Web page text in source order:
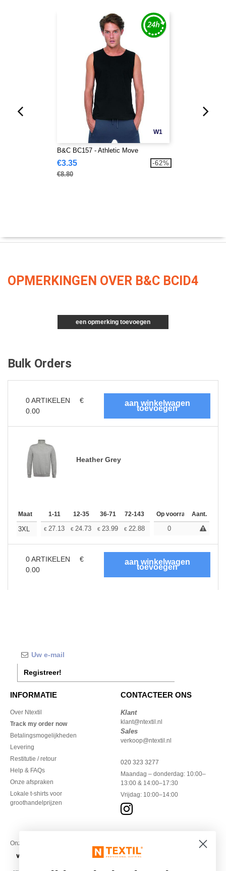
W1
B&C BC157 - Athletic Move
€3.35
€8.80
-62%
OPMERKINGEN OVER B&C BCID4
een opmerking toevoegen
Bulk Orders
0ARTIKELEN
€
0.00
Heather Grey
Maat 1-11 12-35 36-71 72-143 144-287 288 + Meer
Op voorraadAant.
3XL € 27.13 € 24.73 € 23.99 € 22.88 21.59
0
0ARTIKELEN
€
0.00
Registreer!
INFORMATIE
Over Ntextil
Track my order now
Betalingsmogelijkheden
Levering
Restitutie / retour
Help & FAQs
Onze afspraken
Lokale t-shirts voor
groothandelprijzen
CONTACTEER ONS
Klant
klant@ntextil.nl
Sales
verkoop@ntextil.nl
020 323 3277
Maandag – donderdag: 10:00–
13:00 & 14:00–17:30
Vrijdag: 10:00–14:00
Onze financiële partners